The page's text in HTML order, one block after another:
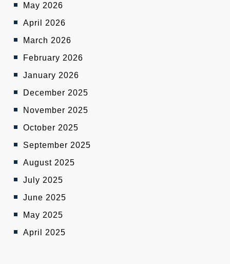
May 2026
April 2026
March 2026
February 2026
January 2026
December 2025
November 2025
October 2025
September 2025
August 2025
July 2025
June 2025
May 2025
April 2025